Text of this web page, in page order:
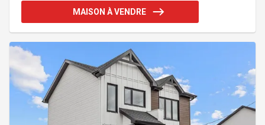
CRÉDIT DE TPS DE 9500 & TAXE DE BIENVENUE Prix
d'achat (avant les taxes) : 299 500,00 $ TPS payée
391,00 $ TVQ payée par le particulier (prix d'achat x
MAISON À VENDRE